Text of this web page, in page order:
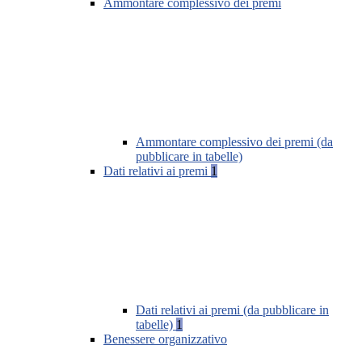
Ammontare complessivo dei premi
Ammontare complessivo dei premi (da
pubblicare in tabelle)
Dati relativi ai premi 1
Dati relativi ai premi (da pubblicare in
tabelle) 1
Benessere organizzativo